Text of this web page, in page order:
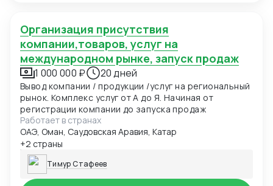
Организация присутствия
компании,товаров, услуг на
международном рынке, запуск продаж
1 000 000 ₽ 20 дней
Вывод компании / продукции /услуг на региональный
рынок. Комплекс услуг от А до Я. Начиная от
регистрации компании до запуска продаж
Работает в странах
ОАЭ, Оман, Саудовская Аравия, Катар
+2 страны
Тимур Стафеев